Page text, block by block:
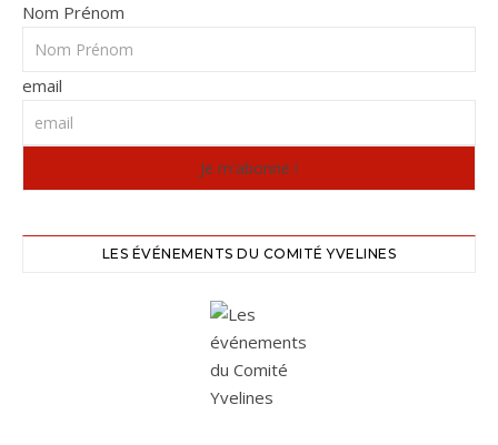
Nom Prénom
email
LES ÉVÉNEMENTS DU COMITÉ YVELINES